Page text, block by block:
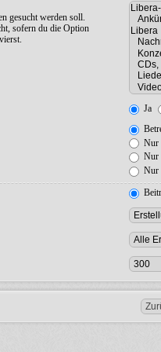
gesucht werden soll.
sofern du die Option
Ja
Nur
Nur
Nur